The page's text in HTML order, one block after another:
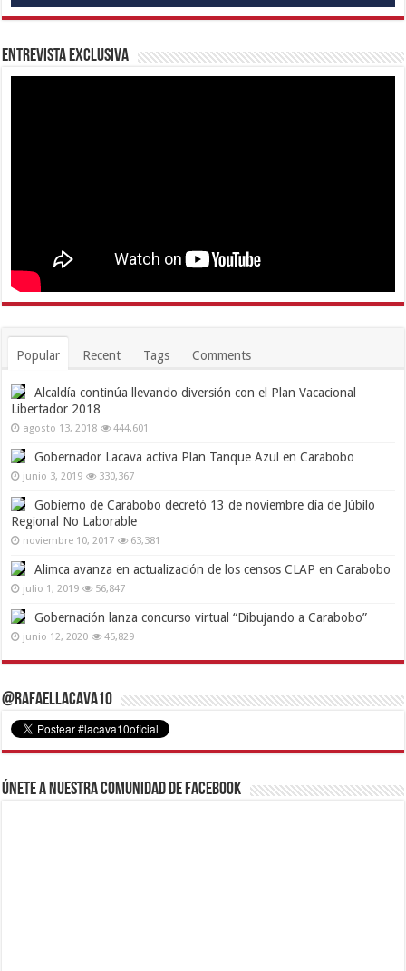
Entrevista Exclusiva
Popular Recent Tags Comments
Alcaldía continúa llevando diversión con el Plan Vacacional
Libertador 2018
agosto 13, 2018 444,601
Gobernador Lacava activa Plan Tanque Azul en Carabobo
junio 3, 2019 330,367
Gobierno de Carabobo decretó 13 de noviembre día de Júbilo
Regional No Laborable
noviembre 10, 2017 63,381
Alimca avanza en actualización de los censos CLAP en Carabobo
julio 1, 2019 56,847
Gobernación lanza concurso virtual “Dibujando a Carabobo”
junio 12, 2020 45,829
@RafaelLacava10
Únete a nuestra comunidad de Facebook